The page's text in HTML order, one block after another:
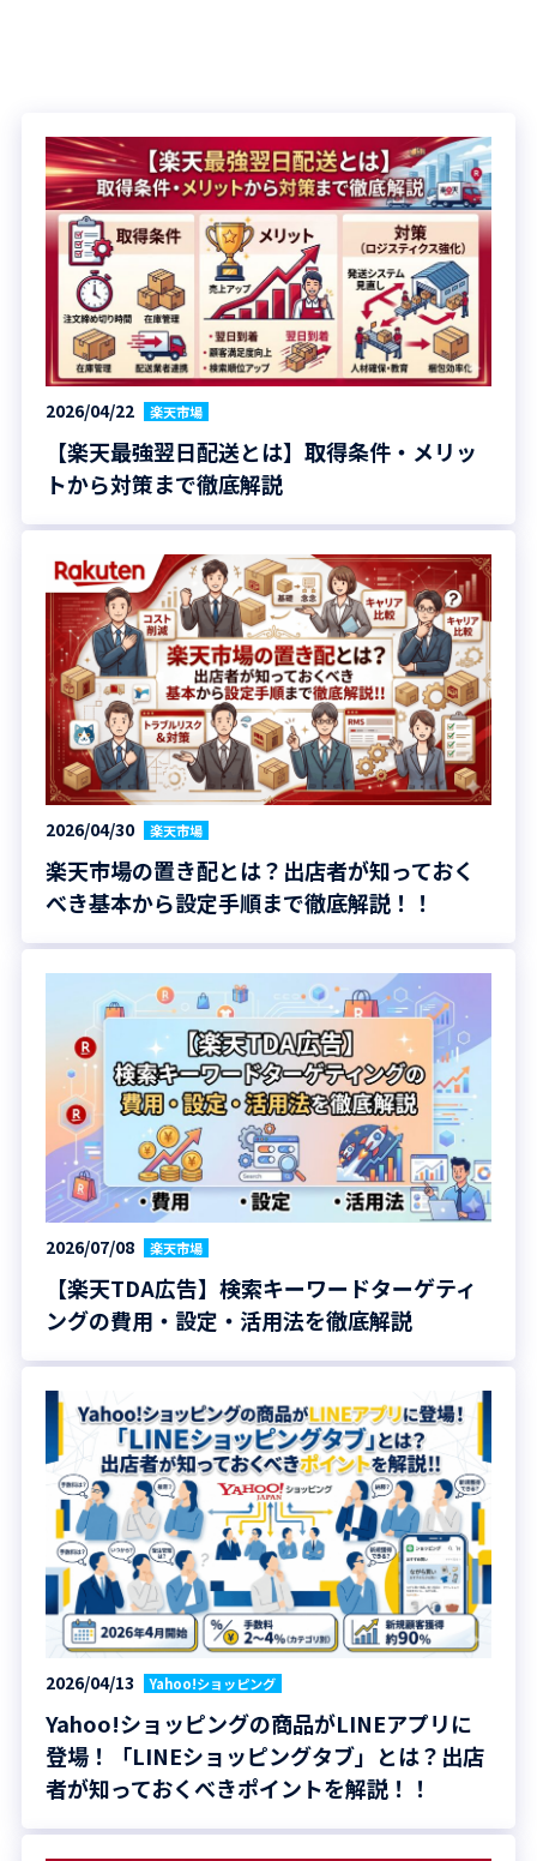
2026/04/22 楽天市場
【楽天最強翌日配送とは】取得条件・メリッ
トから対策まで徹底解説
2026/04/30 楽天市場
楽天市場の置き配とは？出店者が知っておく
べき基本から設定手順まで徹底解説！！
2026/07/08 楽天市場
【楽天TDA広告】検索キーワードターゲティ
ングの費用・設定・活用法を徹底解説
2026/04/13 Yahoo!ショッピング
Yahoo!ショッピングの商品がLINEアプリに
登場！「LINEショッピングタブ」とは？出店
者が知っておくべきポイントを解説！！